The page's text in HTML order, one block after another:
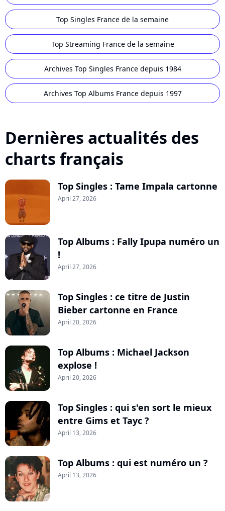
Top Singles France de la semaine
Top Streaming France de la semaine
Archives Top Singles France depuis 1984
Archives Top Albums France depuis 1997
Dernières actualités des
charts français
Top Singles : Tame Impala cartonne
April 27, 2026
Top Albums : Fally Ipupa numéro un
!
April 27, 2026
Top Singles : ce titre de Justin
Bieber cartonne en France
April 20, 2026
Top Albums : Michael Jackson
explose !
April 20, 2026
Top Singles : qui s'en sort le mieux
entre Gims et Tayc ?
April 13, 2026
Top Albums : qui est numéro un ?
April 13, 2026